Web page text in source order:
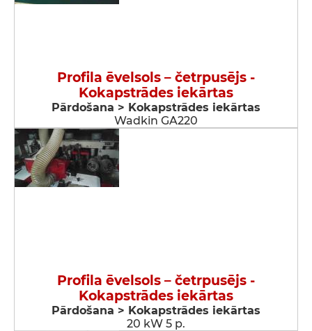
Profila ēvelsols – četrpusējs -
Kokapstrādes iekārtas
Pārdošana > Kokapstrādes iekārtas
Wadkin GA220
Profila ēvelsols – četrpusējs -
Kokapstrādes iekārtas
Pārdošana > Kokapstrādes iekārtas
20 kW 5 p.